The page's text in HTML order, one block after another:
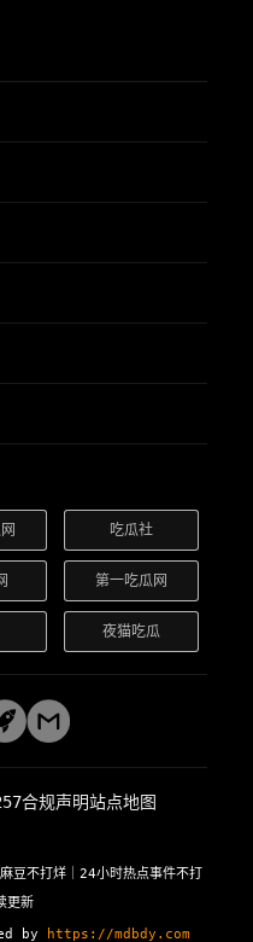
吃瓜社
第一吃瓜网
夜猫吃瓜
合规声明站点地图
不打烊｜24小时热点事件不打
更新
by
https://mdbdy.com